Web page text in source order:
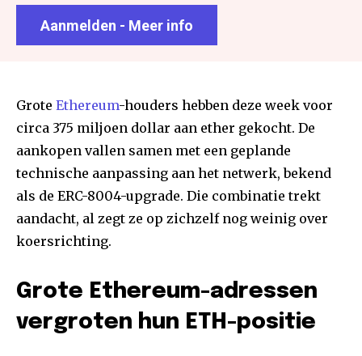
Aanmelden - Meer info
Grote Ethereum-houders hebben deze week voor
circa 375 miljoen dollar aan ether gekocht. De
aankopen vallen samen met een geplande
technische aanpassing aan het netwerk, bekend
als de ERC-8004-upgrade. Die combinatie trekt
aandacht, al zegt ze op zichzelf nog weinig over
koersrichting.
Grote Ethereum-adressen
vergroten hun ETH-positie